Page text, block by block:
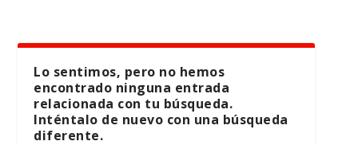
Lo sentimos, pero no hemos
encontrado ninguna entrada
relacionada con tu búsqueda.
Inténtalo de nuevo con una búsqueda
diferente.